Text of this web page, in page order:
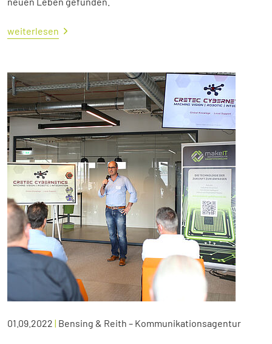
weiterlesen
01.09.2022 | Bensing & Reith – Kommunikationsagentur